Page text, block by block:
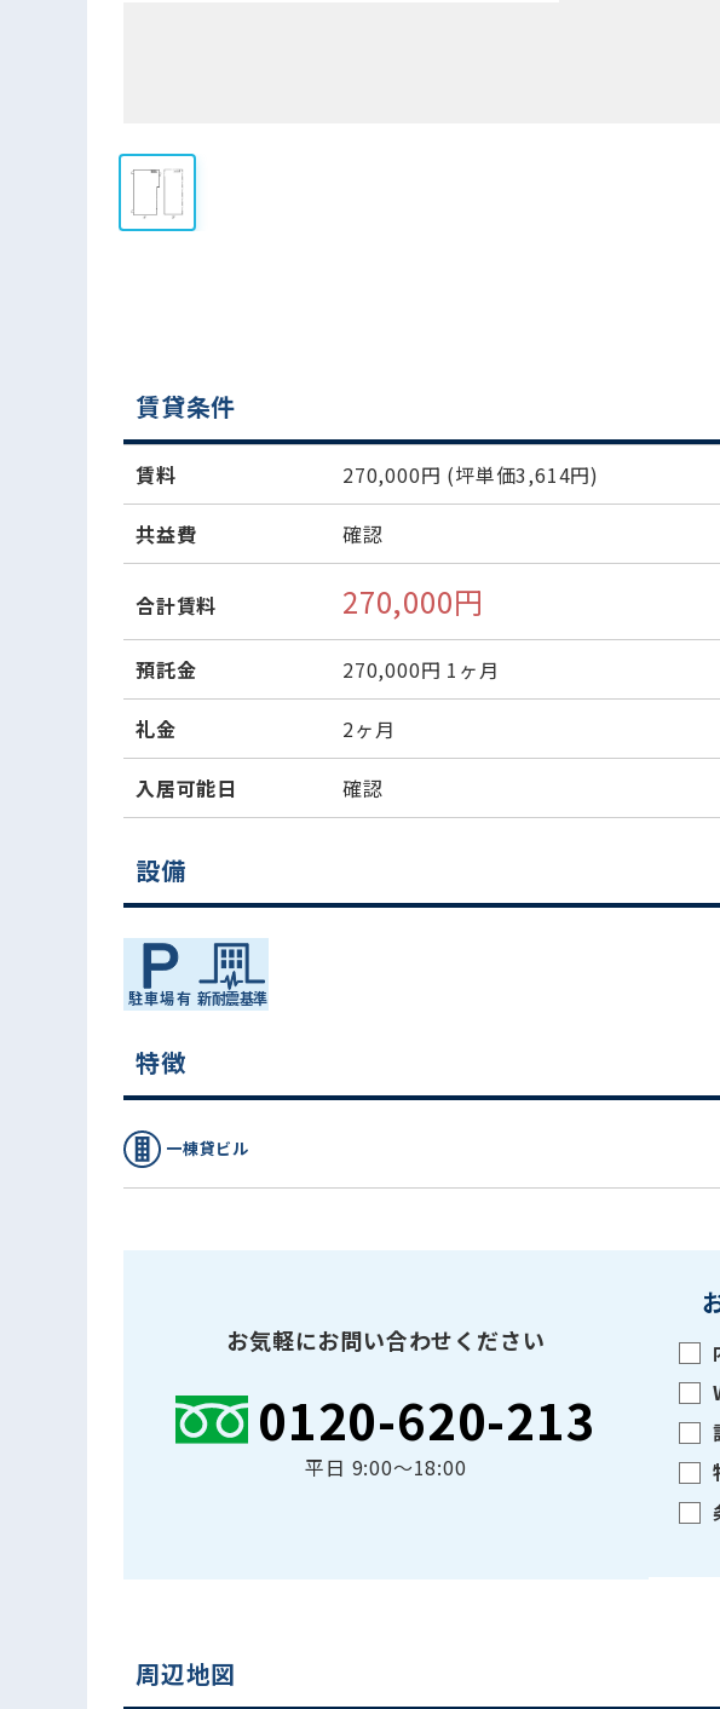
賃貸条件
賃料 270,000円 (坪単価3,614円)
共益費 確認
合計賃料 270,000円
預託金 270,000円 1ヶ月
礼金 2ヶ月
入居可能日 確認
設備
特徴
一棟貸ビル
お気軽にお問い合わせください
0120-620-213
平日 9:00〜18:00
周辺地図